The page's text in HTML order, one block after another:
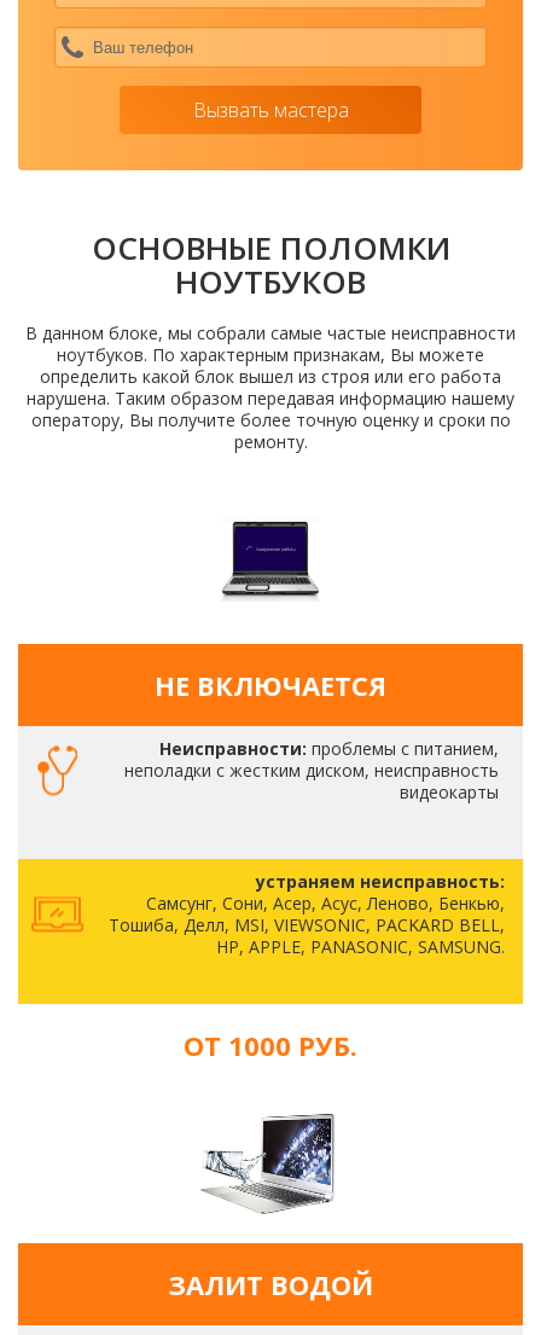
Вызвать мастера
ОСНОВНЫЕ ПОЛОМКИ
НОУТБУКОВ
В данном блоке, мы собрали самые частые неисправности
ноутбуков. По характерным признакам, Вы можете
определить какой блок вышел из строя или его работа
нарушена. Таким образом передавая информацию нашему
оператору, Вы получите более точную оценку и сроки по
ремонту.
НЕ ВКЛЮЧАЕТСЯ
Неисправности: проблемы с питанием,
неполадки с жестким диском, неисправность
видеокарты
устраняем неисправность:
Самсунг, Сони, Асер, Асус, Леново, Бенкью,
Тошиба, Делл, MSI, VIEWSONIC, PACKARD BELL,
HP, APPLE, PANASONIC, SAMSUNG.
ОТ 1000 РУБ.
ЗАЛИТ ВОДОЙ